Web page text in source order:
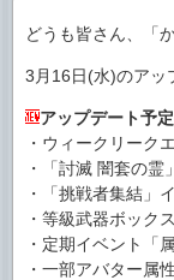
どうも皆さん、「
3月16日(水)のアッ
アップデート予
・ウィークリーク
・「討滅 闇套の霊
・「挑戦者集結」
・等級武器ボック
・定期イベント「
・一部アバター属